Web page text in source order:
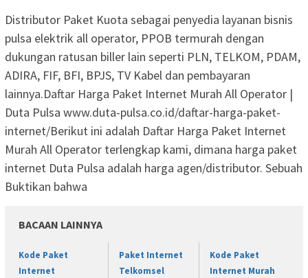
Distributor Paket Kuota sebagai penyedia layanan bisnis
pulsa elektrik all operator, PPOB termurah dengan
dukungan ratusan biller lain seperti PLN, TELKOM, PDAM,
ADIRA, FIF, BFI, BPJS, TV Kabel dan pembayaran
lainnya.Daftar Harga Paket Internet Murah All Operator |
Duta Pulsa www.duta-pulsa.co.id/daftar-harga-paket-
internet/Berikut ini adalah Daftar Harga Paket Internet
Murah All Operator terlengkap kami, dimana harga paket
internet Duta Pulsa adalah harga agen/distributor. Sebuah
Buktikan bahwa
BACAAN LAINNYA
Kode Paket
Internet
Paket Internet
Telkomsel
Kode Paket
Internet Murah